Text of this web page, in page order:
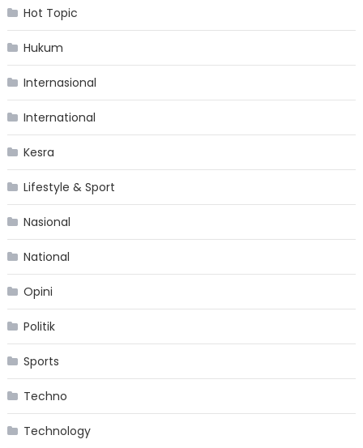
Hot Topic
Hukum
Internasional
International
Kesra
Lifestyle & Sport
Nasional
National
Opini
Politik
Sports
Techno
Technology